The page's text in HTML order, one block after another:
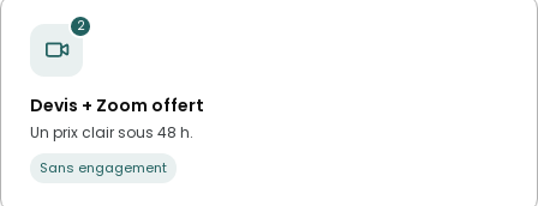
2
Devis + Zoom offert
Un prix clair sous 48 h.
Sans engagement